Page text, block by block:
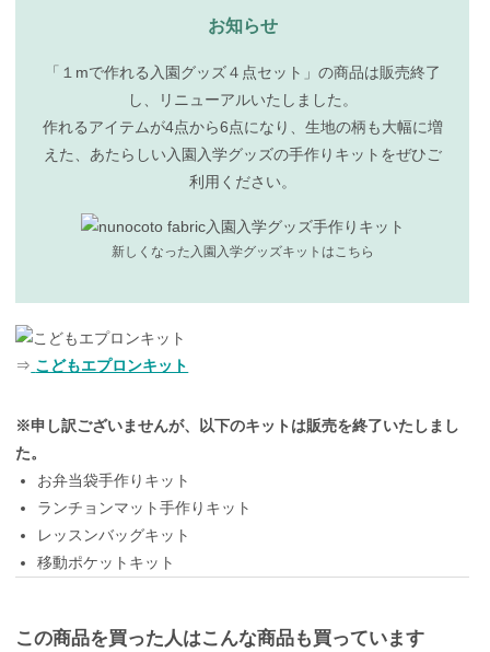
お知らせ
「１mで作れる入園グッズ４点セット」の商品は販売終了
し、リニューアルいたしました。
作れるアイテムが4点から6点になり、生地の柄も大幅に増
えた、あたらしい入園入学グッズの手作りキットをぜひご
利用ください。
新しくなった入園入学グッズキットはこちら
⇒ こどもエプロンキット
※申し訳ございませんが、以下のキットは販売を終了いたしまし
た。
お弁当袋手作りキット
ランチョンマット手作りキット
レッスンバッグキット
移動ポケットキット
この商品を買った人はこんな商品も買っています